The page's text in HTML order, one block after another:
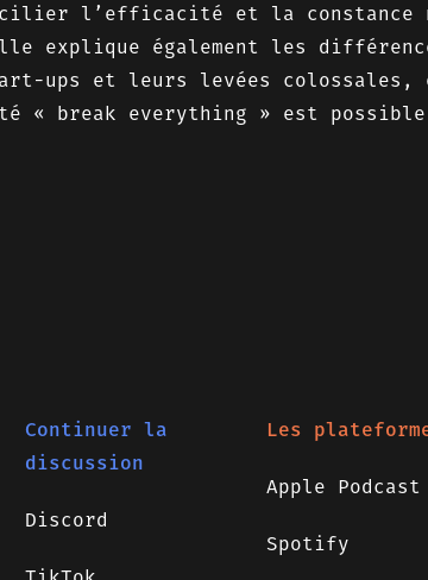
l’efficacité et la constance
explique également les
ups et leurs levées colossales,
« break everything » est
Continuer la
discussion
Discord
Les
Apple Podcast
Spotify